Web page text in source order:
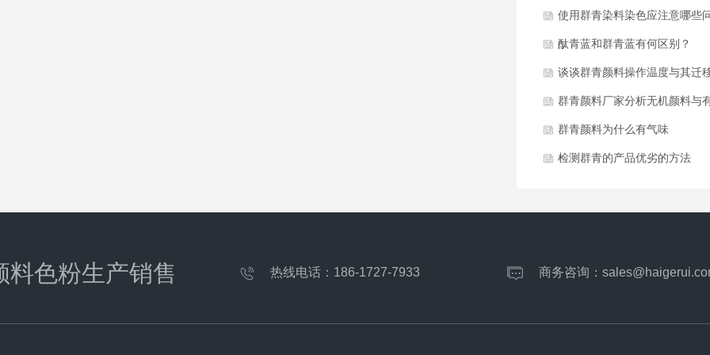
使用群青染料染色应注意哪些
酞青蓝和群青蓝有何区别？
谈谈群青颜料操作温度与其迁
什么关系
群青颜料厂家分析无机颜料与
颜料的区别
群青颜料为什么有气味
检测群青的产品优劣的方法
料色粉生产销售 热线电话： 186-1727-7933 商务咨询：